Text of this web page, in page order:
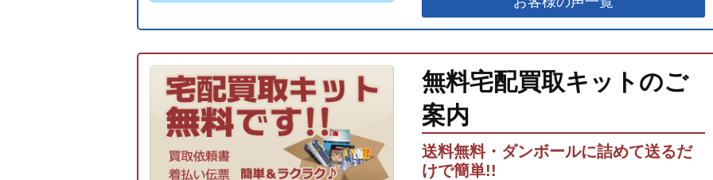
無料宅配買取キットのご
案内
送料無料・ダンボールに詰めて送るだ
けで簡単!!